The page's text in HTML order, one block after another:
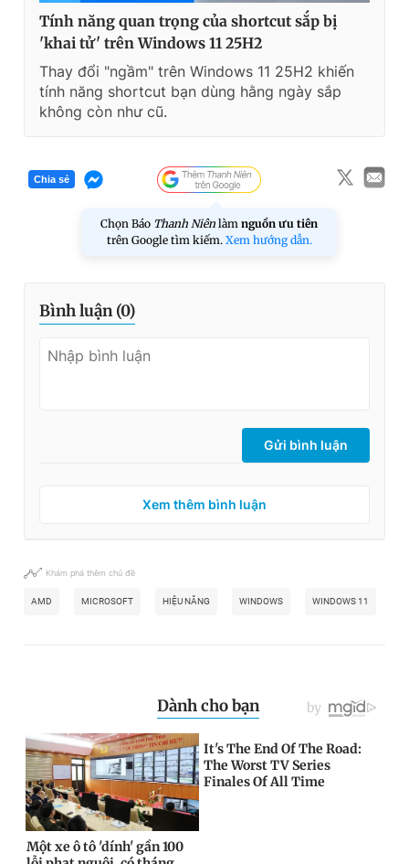
Tính năng quan trọng của shortcut sắp bị
'khai tử' trên Windows 11 25H2
Thay đổi "ngầm" trên Windows 11 25H2 khiến
tính năng shortcut bạn dùng hằng ngày sắp
không còn như cũ.
Chia sẻ
Chọn Báo Thanh Niên làm nguồn ưu tiên
trên Google tìm kiếm. Xem hướng dẫn.
Bình luận (0)
Gửi bình luận
Xem thêm bình luận
Khám phá thêm chủ đề
AMD MICROSOFT HIỆU NĂNG WINDOWS WINDOWS 11